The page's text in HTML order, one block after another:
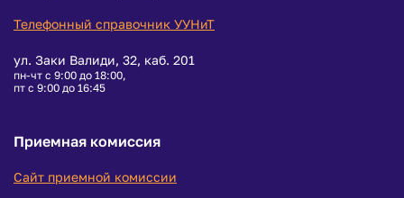
Телефонный справочник УУНиТ
ул. Заки Валиди, 32, каб. 201
пн-чт с 9:00 до 18:00,
пт с 9:00 до 16:45
Приемная комиссия
Сайт приемной комиссии